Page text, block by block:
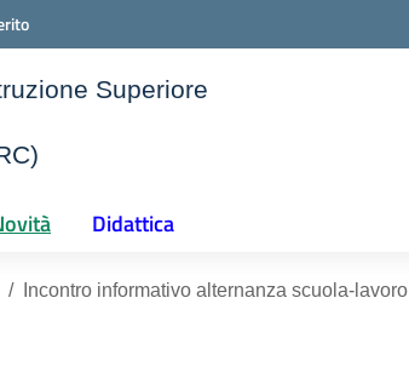
Superiore
Didattica
Incontro informativo alternanza scuola-lavoro